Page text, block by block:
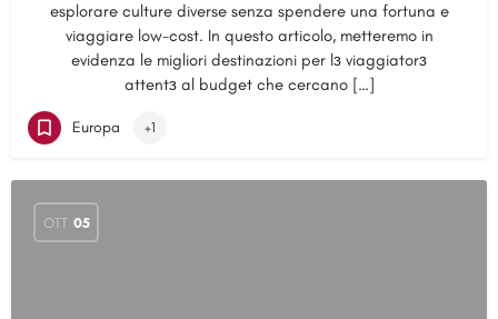
esplorare culture diverse senza spendere una fortuna e
viaggiare low-cost. In questo articolo, metteremo in
evidenza le migliori destinazioni per lɜ viaggiatorɜ
attentɜ al budget che cercano […]
Europa +1
OTT 05